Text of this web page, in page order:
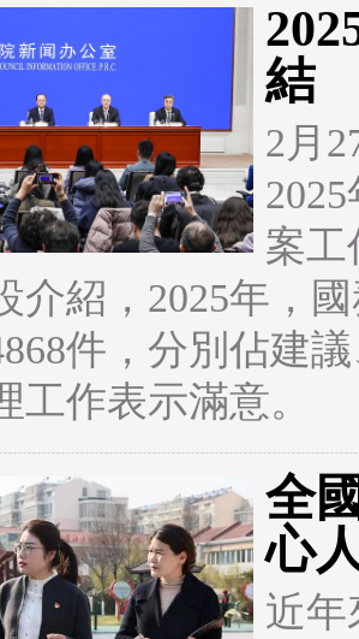
結
2月
案工
介紹，2025年，
件，分別佔建
工作表示滿意。
全
心
近年